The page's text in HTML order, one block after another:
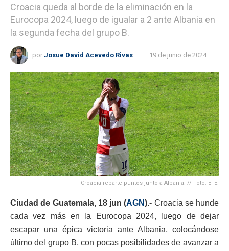
Croacia queda al borde de la eliminación en la
Eurocopa 2024, luego de igualar a 2 ante Albania en
la segunda fecha del grupo B.
por Josue David Acevedo Rivas 19 de junio de 2024
Croacia reparte puntos junto a Albania. // Foto: EFE.
Ciudad de Guatemala, 18jun (AGN).- Croacia se hunde
cada vez más en la Eurocopa 2024, luego de dejar
escapar una épica victoria ante Albania, colocándose
último del grupo B, con pocas posibilidades de avanzar a